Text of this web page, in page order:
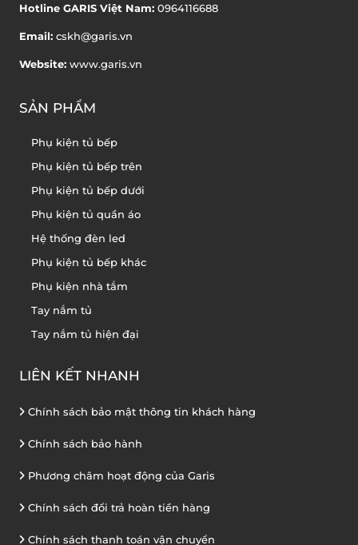
Hotline GARIS Việt Nam: 0964116688
Email: cskh@garis.vn
Website: www.garis.vn
SẢN PHẨM
Phụ kiện tủ bếp
Phụ kiện tủ bếp trên
Phụ kiện tủ bếp dưới
Phụ kiện tủ quần áo
Hệ thống đèn led
Phụ kiện tủ bếp khác
Phụ kiện nhà tắm
Tay nắm tủ
Tay nắm tủ hiện đại
LIÊN KẾT NHANH
Chính sách bảo mật thông tin khách hàng
Chính sách bảo hành
Phương châm hoạt động của Garis
Chính sách đổi trả hoàn tiền hàng
Chính sách thanh toán vận chuyển